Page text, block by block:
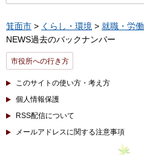
箕面市 > くらし・環境 > 就職・労働
NEWS過去のバックナンバー
市役所への行き方
このサイトの使い方・考え方
個人情報保護
RSS配信について
メールアドレスに関する注意事項